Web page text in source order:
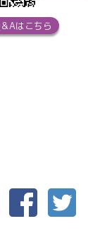
Aはこちら